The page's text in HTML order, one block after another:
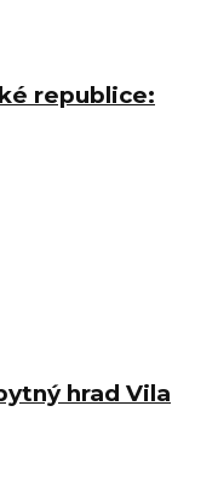
republice:
hrad Vila